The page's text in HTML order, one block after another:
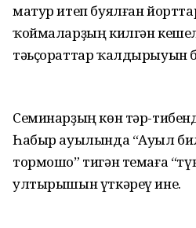
матур итеп буялған
ҡоймаларҙың килгән
тәьҫораттар ҡалдырыуын
Семинарҙың көн тәр-
Һабыр ауылында “Ауыл
тормошо” тигән темаға
ултырышын үткәреү ине.